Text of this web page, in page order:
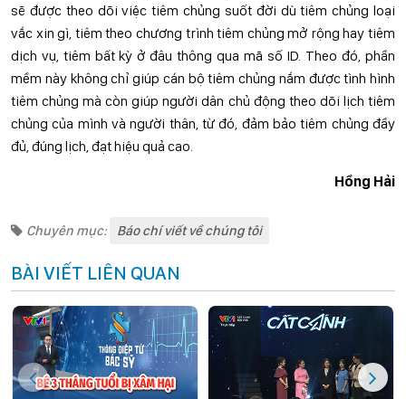
sẽ được theo dõi việc tiêm chủng suốt đời dù tiêm chủng loại
vắc xin gì, tiêm theo chương trình tiêm chủng mở rộng hay tiêm
dịch vụ, tiêm bất kỳ ở đâu thông qua mã số ID. Theo đó, phần
mềm này không chỉ giúp cán bộ tiêm chủng nắm được tình hình
tiêm chủng mà còn giúp người dân chủ động theo dõi lịch tiêm
chủng của mình và người thân, từ đó, đảm bảo tiêm chủng đầy
đủ, đúng lịch, đạt hiệu quả cao.
Hồng Hải
Chuyên mục: Báo chí viết về chúng tôi
BÀI VIẾT LIÊN QUAN